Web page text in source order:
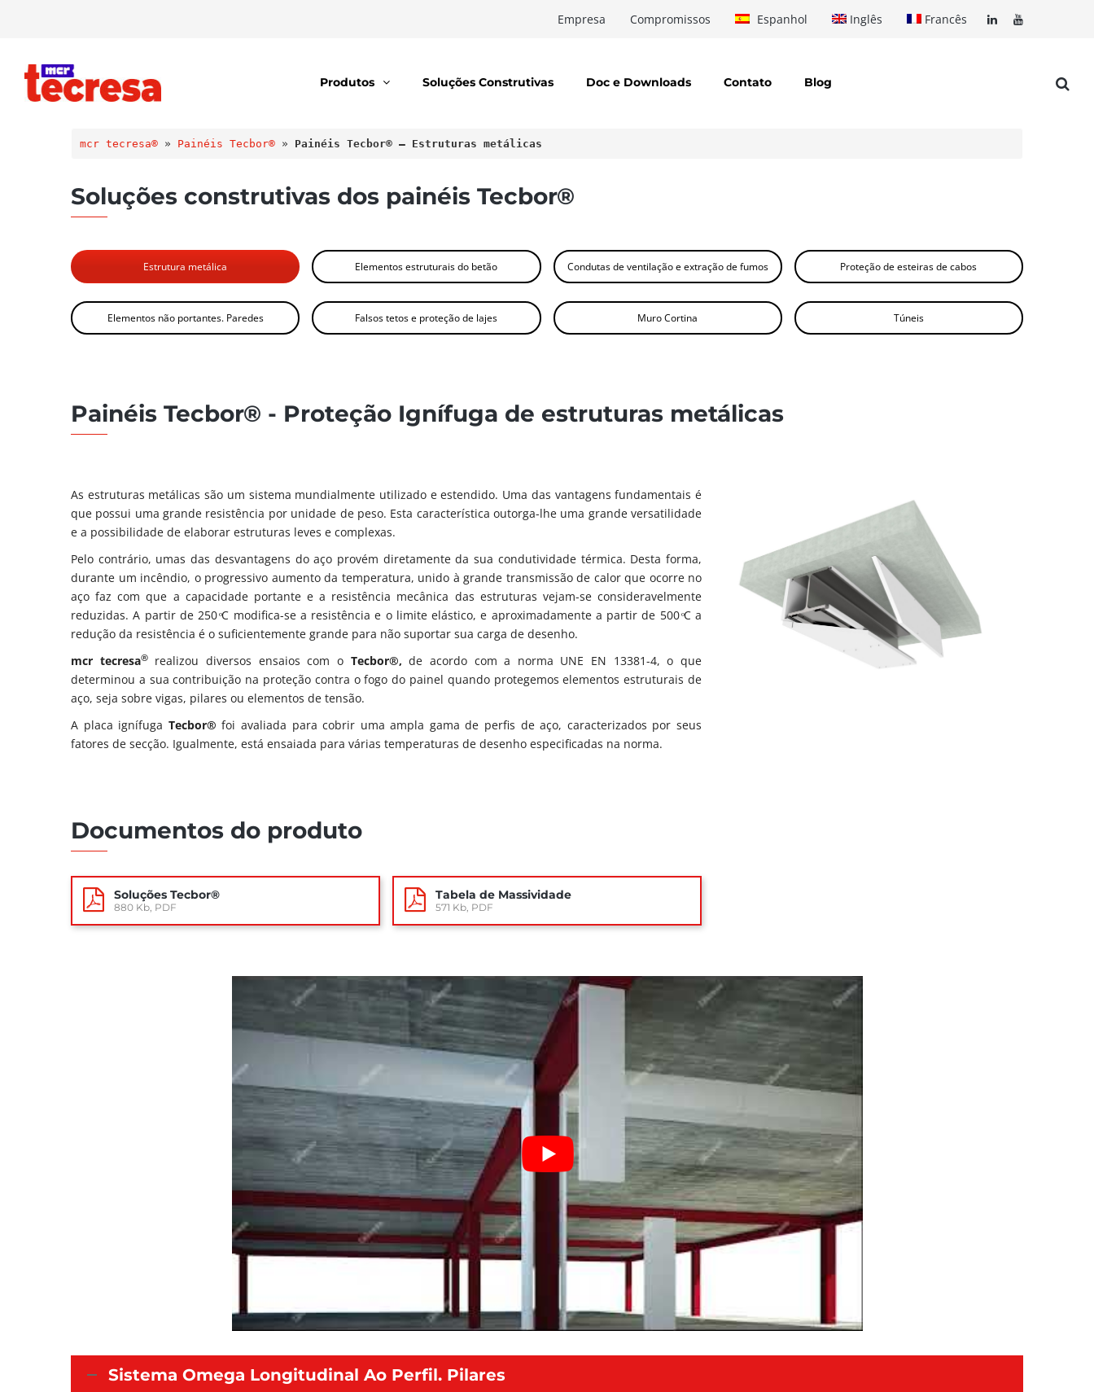
Empresa Compromissos Espanhol Inglês Francês
Produtos Soluções Construtivas Doc e Downloads Contato Blog
mcr tecresa® » Painéis Tecbor® » Painéis Tecbor® – Estruturas metálicas
Soluções construtivas dos painéis Tecbor®
Estrutura metálica Elementos estruturais do betão Condutas de ventilação e extração de fumos Proteção de esteiras de cabos
Elementos não portantes. Paredes Falsos tetos e proteção de lajes Muro Cortina Túneis
Painéis Tecbor® - Proteção Ignífuga de estruturas metálicas
As estruturas metálicas são um sistema mundialmente utilizado e estendido. Uma das vantagens fundamentais é
que possui uma grande resistência por unidade de peso. Esta característica outorga-lhe uma grande versatilidade
e a possibilidade de elaborar estruturas leves e complexas.
Pelo contrário, umas das desvantagens do aço provém diretamente da sua condutividade térmica. Desta forma,
durante um incêndio, o progressivo aumento da temperatura, unido à grande transmissão de calor que ocorre no
aço faz com que a capacidade portante e a resistência mecânica das estruturas vejam-se consideravelmente
reduzidas. A partir de 250 ͦC modifica-se a resistência e o limite elástico, e aproximadamente a partir de 500 ͦC a
redução da resistência é o suficientemente grande para não suportar sua carga de desenho.
mcr tecresa® realizou diversos ensaios com o Tecbor®,de acordo com a norma UNE EN 13381-4, o que
determinou a sua contribuição na proteção contra o fogo do painel quando protegemos elementos estruturais de
aço, seja sobre vigas, pilares ou elementos de tensão.
A placa ignífuga Tecbor®foi avaliada para cobrir uma ampla gama de perfis de aço, caracterizados por seus
fatores de secção. Igualmente, está ensaiada para várias temperaturas de desenho especificadas na norma.
Documentos do produto
Soluções Tecbor®
880 Kb, PDF
Tabela de Massividade
571 Kb, PDF
Sistema Omega Longitudinal Ao Perfil. Pilares